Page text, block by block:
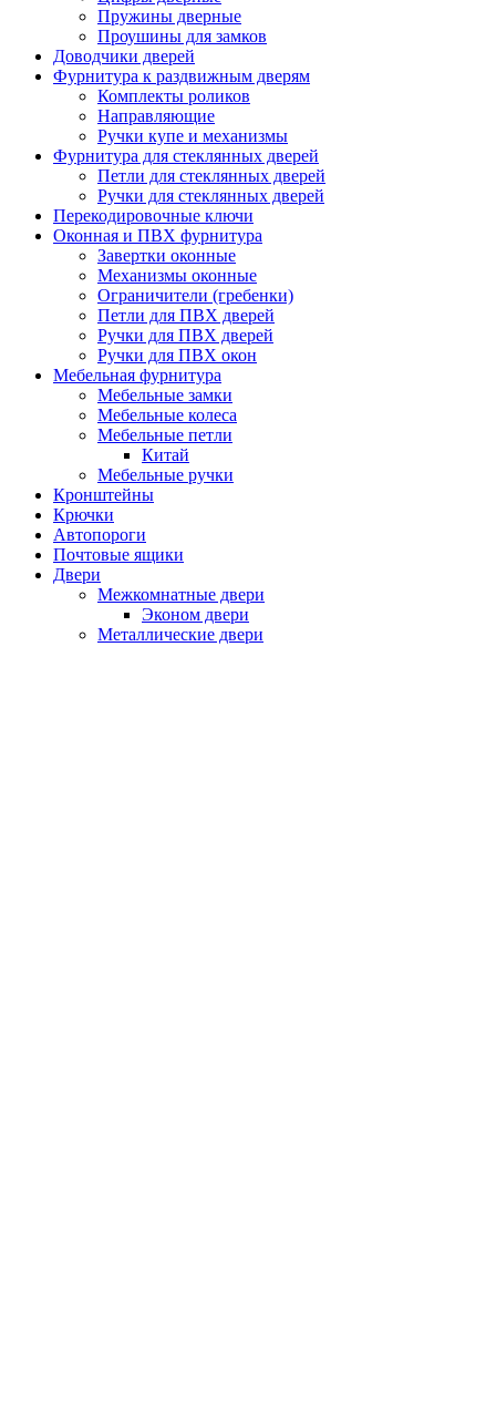
Пружины дверные
Проушины для замков
Доводчики дверей
Фурнитура к раздвижным дверям
Комплекты роликов
Направляющие
Ручки купе и механизмы
Фурнитура для стеклянных дверей
Петли для стеклянных дверей
Ручки для стеклянных дверей
Перекодировочные ключи
Оконная и ПВХ фурнитура
Завертки оконные
Механизмы оконные
Ограничители (гребенки)
Петли для ПВХ дверей
Ручки для ПВХ дверей
Ручки для ПВХ окон
Мебельная фурнитура
Мебельные замки
Мебельные колеса
Мебельные петли
Китай
Мебельные ручки
Кронштейны
Крючки
Автопороги
Почтовые ящики
Двери
Межкомнатные двери
Эконом двери
Металлические двери